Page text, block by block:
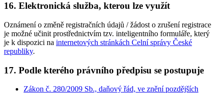
16. Elektronická služba, kterou lze využít
Oznámení o změně registračních údajů / žádost o zrušení registrace
je možné učinit prostřednictvím tzv. inteligentního formuláře, který
je k dispozici na internetových stránkách Celní správy České
republiky.
17. Podle kterého právního předpisu se postupuje
Zákon č. 280/2009 Sb., daňový řád, ve znění pozdějších